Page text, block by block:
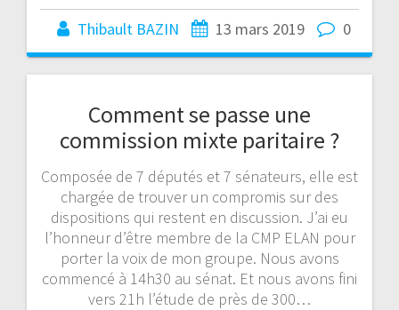
Thibault BAZIN 13 mars 2019 0
Comment se passe une
commission mixte paritaire ?
Composée de 7 députés et 7 sénateurs, elle est
chargée de trouver un compromis sur des
dispositions qui restent en discussion. J’ai eu
l’honneur d’être membre de la CMP ELAN pour
porter la voix de mon groupe. Nous avons
commencé à 14h30 au sénat. Et nous avons fini
vers 21h l’étude de près de 300…